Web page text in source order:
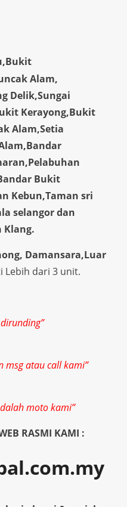
Alam,
Delik,Sungai
Kerayong,Bukit
Alam,Setia
Bukit
Kebun,Taman sri
selangor dan
Klang.
Damansara,Luar
Lebih dari 3 unit.
msg atau call kami”
moto kami”
RASMI KAMI :